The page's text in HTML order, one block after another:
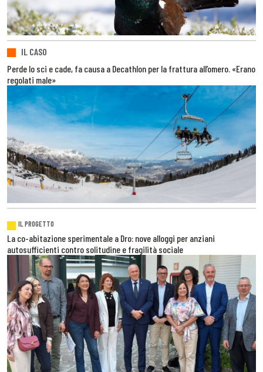
IL CASO
Perde lo sci e cade, fa causa a Decathlon per la frattura all’omero. «Erano
regolati male»
IL PROGETTO
La co-abitazione sperimentale a Dro: nove alloggi per anziani
autosufficienti contro solitudine e fragilità sociale